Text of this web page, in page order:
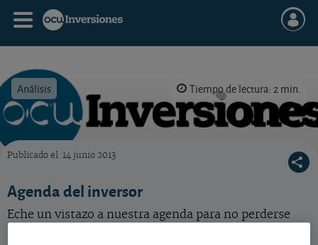
Análisis Tiempo de lectura: 2 min.
Publicado el 14 junio 2013
Agenda del inversor
Eche un vistazo a nuestra agenda para no perderse